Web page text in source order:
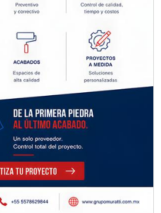
Querétaro
PARA
INDUSTRIAL
condiciones de
a las políticas del
con instalaciones
región y otorgar